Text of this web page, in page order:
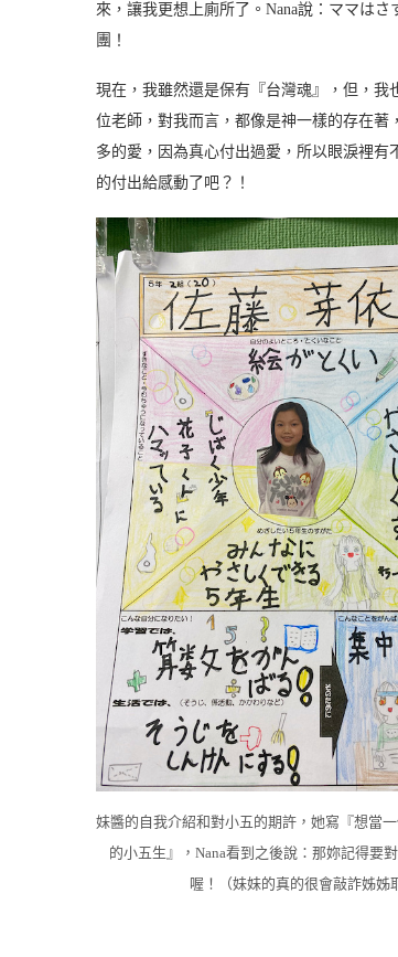
來，讓我更想上廁所了。Nana說：ママは
團！
現在，我雖然還是保有『台灣魂』，但，
位老師，對我而言，都像是神一樣的存在
多的愛，因為真心付出過愛，所以眼淚裡
的付出給感動了吧？！
妹醬的自我介紹和對小五的期許，她寫『想當
的小五生』，Nana看到之後說：那妳記得要
喔！（妹妹的真的很會敲詐姊姊